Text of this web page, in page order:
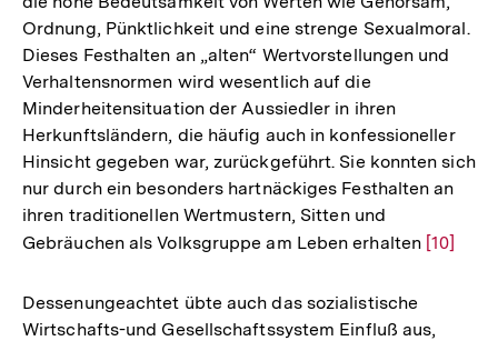
Ordnung, Pünktlichkeit und eine strenge Sexualmoral.
Dieses Festhalten an „alten“ Wertvorstellungen und
Verhaltensnormen wird wesentlich auf die
Minderheitensituation der Aussiedler in ihren
Herkunftsländern, die häufig auch in konfessioneller
Hinsicht gegeben war, zurückgeführt. Sie konnten sich
nur durch ein besonders hartnäckiges Festhalten an
ihren traditionellen Wertmustern, Sitten und
Gebräuchen als Volksgruppe am Leben erhalten Zur
Fußnote
[10]
Dessenungeachtet übte auch das sozialistische
Wirtschafts-und Gesellschaftssystem Einfluß aus,